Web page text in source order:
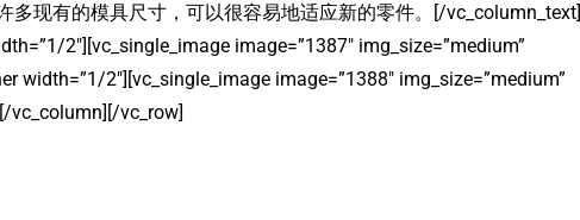
多现有的模具尺寸，可以很容易地适应新的零件。[/vc_column_text]
2″][vc_single_image image=”1387″ img_size=”medium”
width=”1/2″][vc_single_image image=”1388″ img_size=”medium”
vc_column][/vc_row]